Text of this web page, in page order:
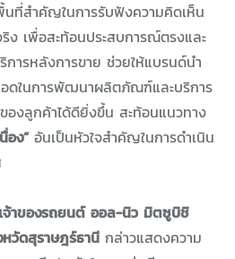
นที่สำคัญในการรับฟังความคิดเห็น
ง เพื่อสะท้อนประสบการณ์ตรงและ
ารหลังการขาย ช่วยให้แบรนด์นำ
ดในการพัฒนาผลิตภัณฑ์และบริการ
องลูกค้าได้ดียิ่งขึ้น สะท้อนแนวทาง
อง”อันเป็นหัวใจสำคัญในการดำเนิน
จ้าของรถยนต์ ออล-นิว มิตซูบิชิ
วัดสุราษฎร์ธานี กล่าวแสดงความ